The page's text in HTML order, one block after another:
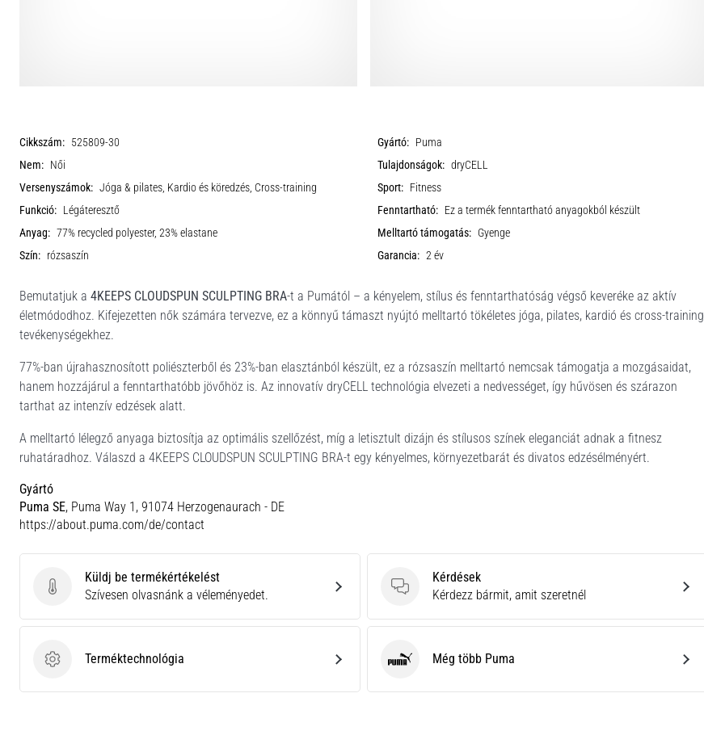
Cikkszám: 525809-30 Gyártó: Puma
Nem: Női Tulajdonságok: dryCELL
Versenyszámok: Jóga & pilates, Kardio és köredzés, Cross-training Sport: Fitness
Funkció: Légáteresztő Fenntartható: Ez a termék fenntartható anyagokból készült
Anyag: 77% recycled polyester, 23% elastane Melltartó támogatás: Gyenge
Szín: rózsaszín Garancia: 2 év
Bemutatjuk a 4KEEPS CLOUDSPUN SCULPTING BRA-t a Pumától – a kényelem, stílus és fenntarthatóság végső keveréke az aktív
életmódodhoz. Kifejezetten nők számára tervezve, ez a könnyű támaszt nyújtó melltartó tökéletes jóga, pilates, kardió és cross-training
tevékenységekhez.
77%-ban újrahasznosított poliészterből és 23%-ban elasztánból készült, ez a rózsaszín melltartó nemcsak támogatja a mozgásaidat,
hanem hozzájárul a fenntarthatóbb jövőhöz is. Az innovatív dryCELL technológia elvezeti a nedvességet, így hűvösen és szárazon
tarthat az intenzív edzések alatt.
A melltartó lélegző anyaga biztosítja az optimális szellőzést, míg a letisztult dizájn és stílusos színek eleganciát adnak a fitnesz
ruhatáradhoz. Válaszd a 4KEEPS CLOUDSPUN SCULPTING BRA-t egy kényelmes, környezetbarát és divatos edzésélményért.
Gyártó
Puma SE, Puma Way 1, 91074 Herzogenaurach - DE
https://about.puma.com/de/contact
Küldj be termékértékelést
Küldj be termékértékelést
Szívesen olvasnánk a véleményedet.
Kérdések
Kérdések
Kérdezz bármit, amit szeretnél
Terméktechnológia
Terméktechnológia Puma Még több Puma